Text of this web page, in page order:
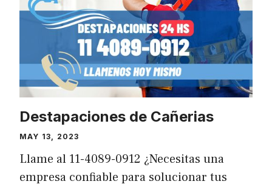
Destapaciones de Cañerias
MAY 13, 2023
Llame al 11-4089-0912 ¿Necesitas una
empresa confiable para solucionar tus